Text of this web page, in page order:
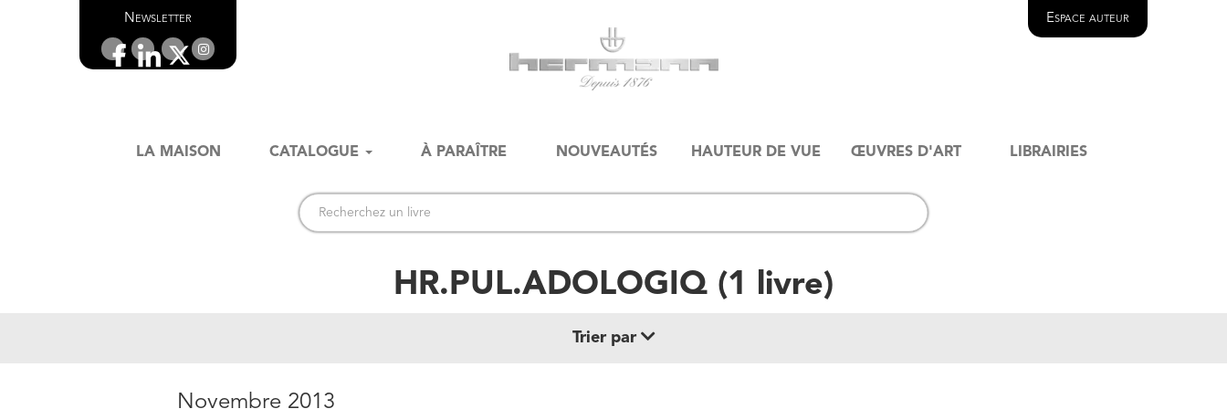
Newsletter Espace auteur
LA MAISON CATALOGUE À PARAÎTRE NOUVEAUTÉS HAUTEUR DE VUE ŒUVRES D'ART LIBRAIRIES
HR.PUL.ADOLOGIQ (1 livre)
Trier par
Novembre 2013